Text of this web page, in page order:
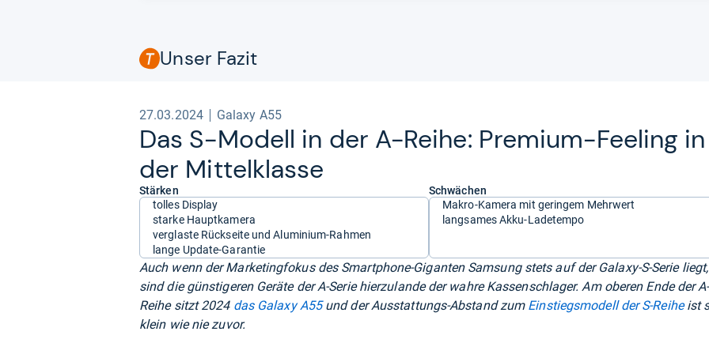
Unser Fazit
27.03.2024 Galaxy A55
Das S-​Modell in der A-​Reihe: Pre­mium-​Fee­ling in
der Mit­tel­klasse
Stärken
tolles Display
starke Hauptkamera
verglaste Rückseite und Aluminium-Rahmen
lange Update-Garantie
Schwächen
Makro-Kamera mit geringem Mehrwert
langsames Akku-Ladetempo
Auch wenn der Marketingfokus des Smartphone-Giganten Samsung stets auf der Galaxy-S-Serie liegt,
sind die günstigeren Geräte der A-Serie hierzulande der wahre Kassenschlager. Am oberen Ende der A-
Reihe sitzt 2024 das Galaxy A55und der Ausstattungs-Abstand zum Einstiegsmodell der S-Reiheist
klein wie nie zuvor.